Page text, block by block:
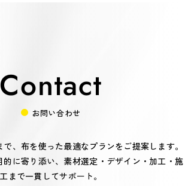
Contact
お問い合わせ
、布を使った最適なプランをご提案します。
的に寄り添い、素材選定・デザイン・加工・施
工まで一貫してサポート。